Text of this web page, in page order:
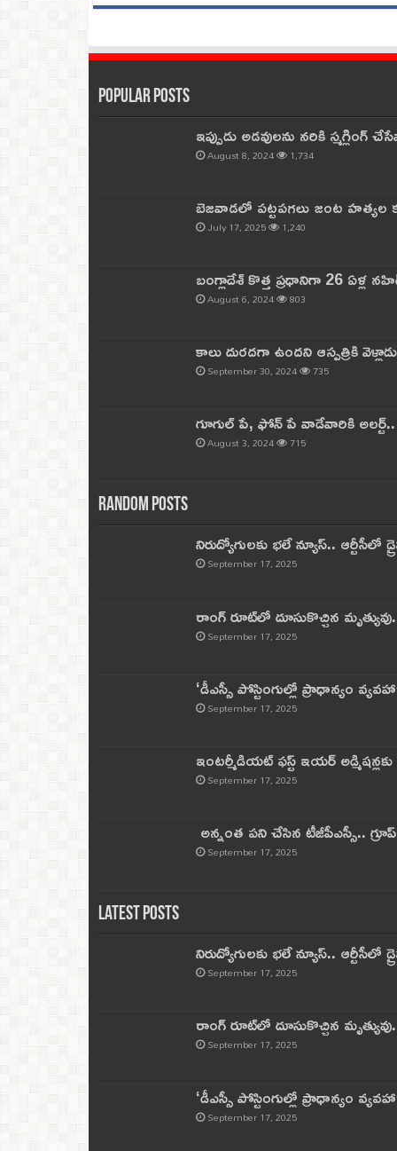
Popular Posts
ఇప్పుడు అడవులను నరికి
August 8, 2024 1,734
బెజవాడలో పట్టపగలు జంట
July 17, 2025 1,240
బంగ్లాదేశ్ కొత్త ప్రధానిగా 26 ఏళ్ల
August 6, 2024 803
కాలు దురదగా ఉందని ఆస్పత్రికి
September 30, 2024 735
గూగుల్ పే, ఫోన్ పే వాడేవారికి
August 3, 2024 715
Random Posts
నిరుద్యోగులకు భలే న్యూస్.. ఆర్టీసీలో
September 17, 2025
రాంగ్ రూట్‌లో దూసుకొచ్చిన
September 17, 2025
‘డీఎస్సీ పోస్టింగుల్లో ప్రాధాన్యం
September 17, 2025
ఇంటర్మీడియట్ ఫస్ట్‌ ఇయర్‌
September 17, 2025
అన్నంత పని చేసిన టీజీపీఎస్సీ..
September 17, 2025
Latest Posts
నిరుద్యోగులకు భలే న్యూస్.. ఆర్టీసీలో
September 17, 2025
రాంగ్ రూట్‌లో దూసుకొచ్చిన
September 17, 2025
‘డీఎస్సీ పోస్టింగుల్లో ప్రాధాన్యం
September 17, 2025